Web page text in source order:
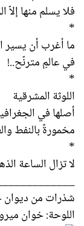
فلا يسلم منها إلاّ
*
ما أغرب أن يسير
في عالمٍ مترنّح..!
*
اللوثة المشرقية
أصلها في
مخمورةٌ بالنفط
*
لا تزال الساعة
شذرات من ديوان
اللوحة: خوان